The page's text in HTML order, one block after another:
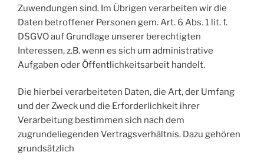
Zuwendungen sind. Im Übrigen verarbeiten wir die
Daten betroffener Personen gem. Art. 6 Abs. 1 lit. f.
DSGVO auf Grundlage unserer berechtigten
Interessen, z.B. wenn es sich um administrative
Aufgaben oder Öffentlichkeitsarbeit handelt.
Die hierbei verarbeiteten Daten, die Art, der Umfang
und der Zweck und die Erforderlichkeit ihrer
Verarbeitung bestimmen sich nach dem
zugrundeliegenden Vertragsverhältnis. Dazu gehören
grundsätzlich